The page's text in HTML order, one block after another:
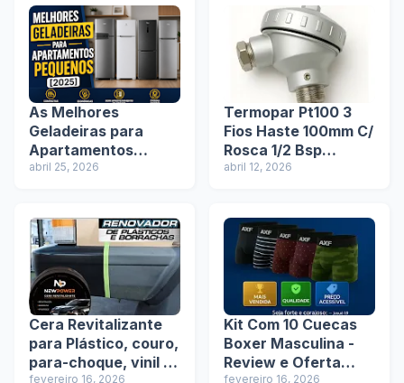
As Melhores
Geladeiras para
Apartamentos
Pequenos em
abril 25, 2026
Termopar Pt100 3
Fios Haste 100mm C/
Rosca 1/2 Bsp
Cabeçote: Tudo
abril 12, 2026
Cera Revitalizante
para Plástico, couro,
para-choque, vinil +
fevereiro 16, 2026
Kit Com 10 Cuecas
Boxer Masculina -
Review e Oferta
fevereiro 16, 2026